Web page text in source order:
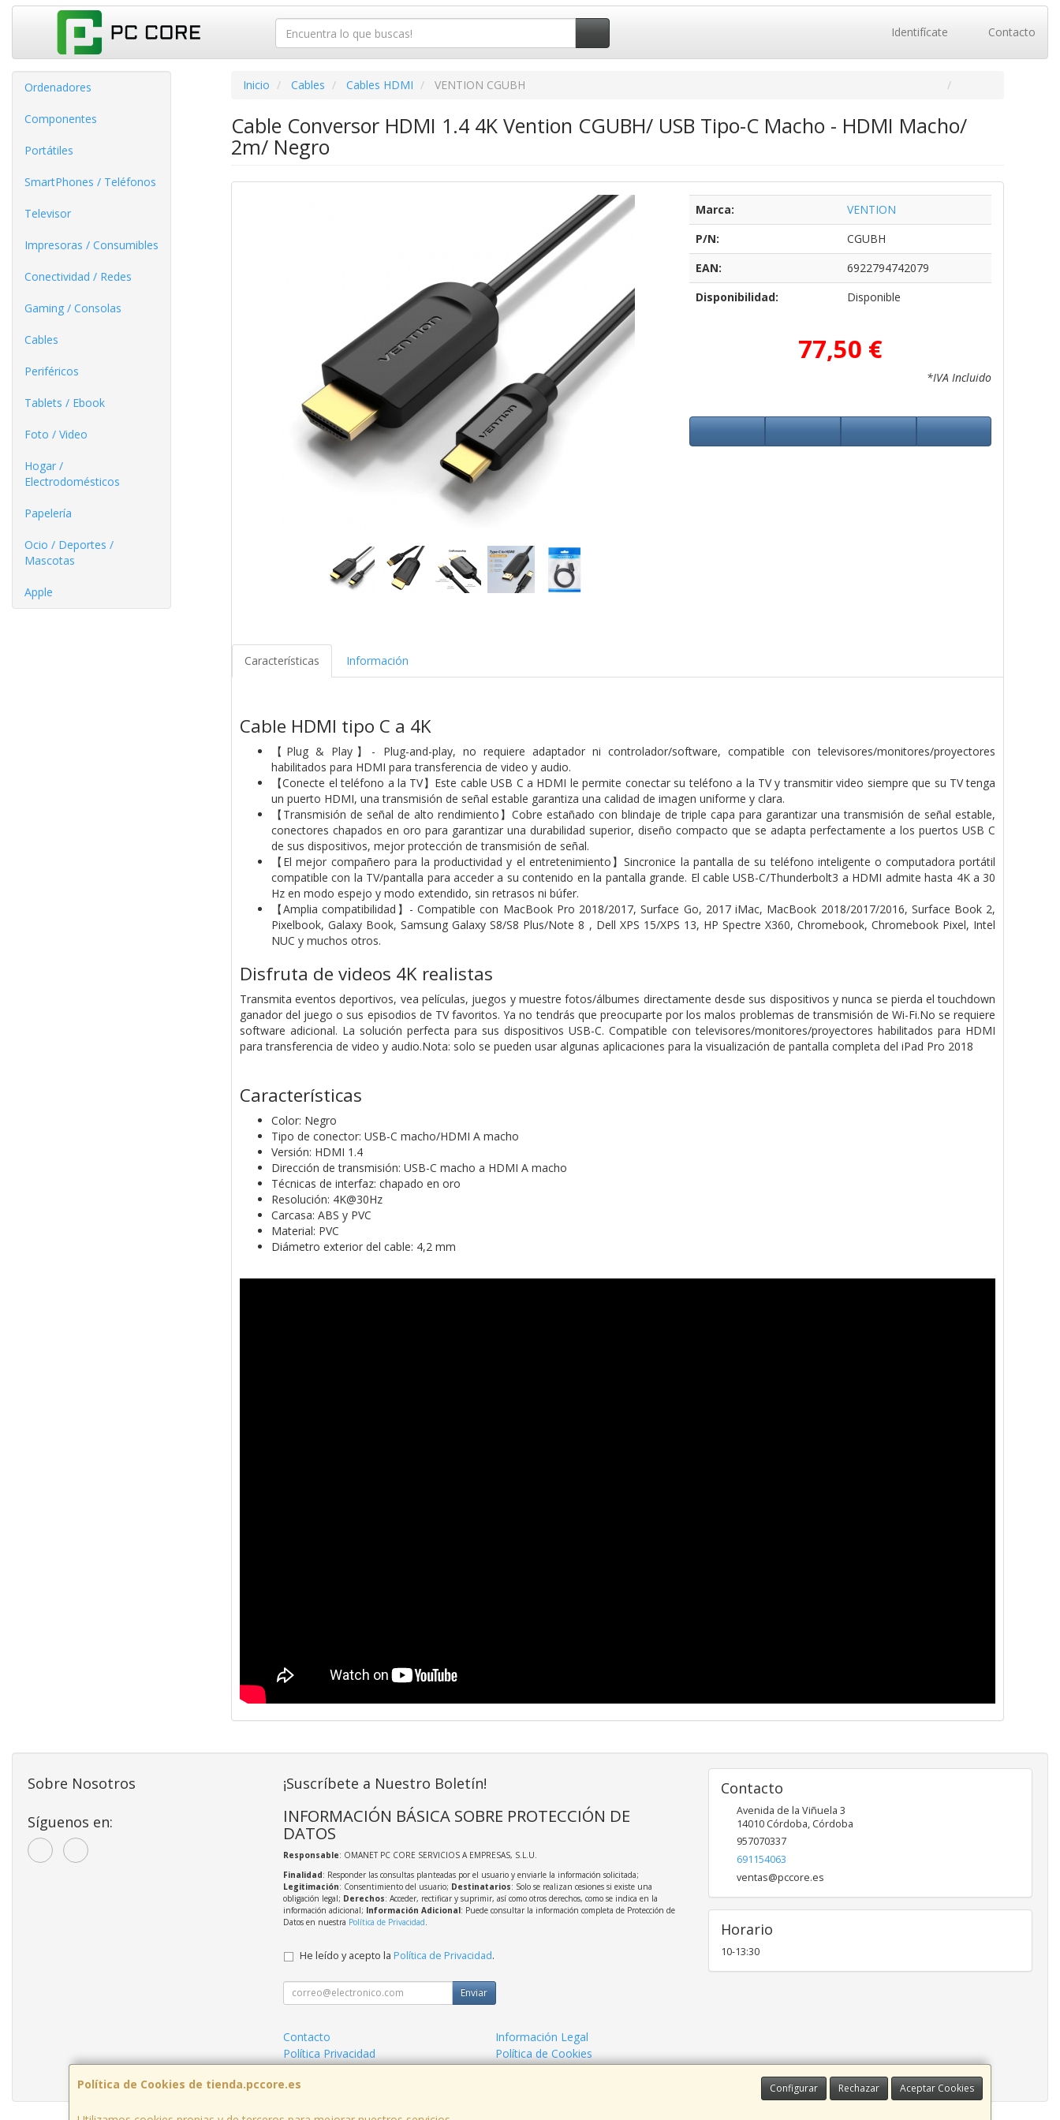
Identifícate Contacto
Ordenadores
Componentes
Portátiles
SmartPhones / Teléfonos
Televisor
Impresoras / Consumibles
Conectividad / Redes
Gaming / Consolas
Cables
Periféricos
Tablets / Ebook
Foto / Video
Hogar /
Electrodomésticos
Papelería
Ocio / Deportes /
Mascotas
Apple
Inicio Cables Cables HDMI VENTION CGUBH
Cable Conversor HDMI 1.4 4K Vention CGUBH/ USB Tipo-C Macho - HDMI Macho/
2m/ Negro
Marca:
VENTION
P/N:
CGUBH
EAN:
6922794742079
Disponibilidad:
Disponible
77,50 €
*IVA Incluido
Características Información
Cable HDMI tipo C a 4K
【Plug & Play】- Plug-and-play, no requiere adaptador ni controlador/software, compatible con televisores/monitores/proyectores
habilitados para HDMI para transferencia de video y audio.
【Conecte el teléfono a la TV】Este cable USB C a HDMI le permite conectar su teléfono a la TV y transmitir video siempre que su TV tenga
un puerto HDMI, una transmisión de señal estable garantiza una calidad de imagen uniforme y clara.
【Transmisión de señal de alto rendimiento】Cobre estañado con blindaje de triple capa para garantizar una transmisión de señal estable,
conectores chapados en oro para garantizar una durabilidad superior, diseño compacto que se adapta perfectamente a los puertos USB C
de sus dispositivos, mejor protección de transmisión de señal.
【El mejor compañero para la productividad y el entretenimiento】Sincronice la pantalla de su teléfono inteligente o computadora portátil
compatible con la TV/pantalla para acceder a su contenido en la pantalla grande. El cable USB-C/Thunderbolt3 a HDMI admite hasta 4K a 30
Hz en modo espejo y modo extendido, sin retrasos ni búfer.
【Amplia compatibilidad】- Compatible con MacBook Pro 2018/2017, Surface Go, 2017 iMac, MacBook 2018/2017/2016, Surface Book 2,
Pixelbook, Galaxy Book, Samsung Galaxy S8/S8 Plus/Note 8 , Dell XPS 15/XPS 13, HP Spectre X360, Chromebook, Chromebook Pixel, Intel
NUC y muchos otros.
Disfruta de videos 4K realistas
Transmita eventos deportivos, vea películas, juegos y muestre fotos/álbumes directamente desde sus dispositivos y nunca se pierda el touchdown
ganador del juego o sus episodios de TV favoritos. Ya no tendrás que preocuparte por los malos problemas de transmisión de Wi-Fi.No se requiere
software adicional. La solución perfecta para sus dispositivos USB-C. Compatible con televisores/monitores/proyectores habilitados para HDMI
para transferencia de video y audio.Nota: solo se pueden usar algunas aplicaciones para la visualización de pantalla completa del iPad Pro 2018
Características
Color: Negro
Tipo de conector: USB-C macho/HDMI A macho
Versión: HDMI 1.4
Dirección de transmisión: USB-C macho a HDMI A macho
Técnicas de interfaz: chapado en oro
Resolución: 4K@30Hz
Carcasa: ABS y PVC
Material: PVC
Diámetro exterior del cable: 4,2 mm
Política de Cookies de tienda.pccore.es Configurar Rechazar Aceptar Cookies
Sobre Nosotros
Síguenos en:
¡Suscríbete a Nuestro Boletín!
INFORMACIÓN BÁSICA SOBRE PROTECCIÓN DE
DATOS
Responsable: OMANET PC CORE SERVICIOS A EMPRESAS, S.L.U.
Finalidad: Responder las consultas planteadas por el usuario y enviarle la información solicitada;
Legitimación: Consentimiento del usuario; Destinatarios: Solo se realizan cesiones si existe una
obligación legal; Derechos: Acceder, rectificar y suprimir, así como otros derechos, como se indica en la
información adicional; Información Adicional: Puede consultar la información completa de Protección de
Datos en nuestra Política de Privacidad
He leído y acepto la Política de Privacidad.
Enviar
Contacto
Información Legal
Política Privacidad
Política de Cookies
Mantenimiento Informatico
Contacto
Avenida de la Viñuela 3
14010 Córdoba, Córdoba
957070337
691154063
ventas@pccore.es
Horario
10-13:30